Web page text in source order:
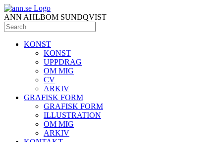
ANN AHLBOM SUNDQVIST
KONST
KONST
UPPDRAG
OM MIG
CV
ARKIV
GRAFISK FORM
GRAFISK FORM
ILLUSTRATION
OM MIG
ARKIV